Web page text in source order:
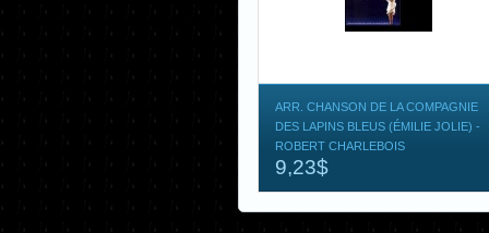
ARR. CHANSON DE LA COMPAGNIE
DES LAPINS BLEUS (ÉMILIE JOLIE) -
ROBERT CHARLEBOIS
9,23$